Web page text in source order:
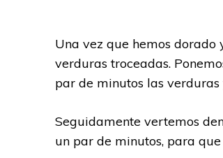
Una vez que hemos
verduras troceadas.
par de minutos las
Seguidamente vertemos
un par de minutos, para